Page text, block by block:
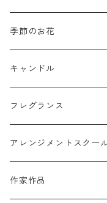
リングピロー
フラワーバスケット
壁掛けアレンジ
球体アレンジ
キャンドル
オブジェ
雑貨
動物
アクセサリー
semeno
買付品
季節のお花
ミモザ
スモークツリー
キャンドル
フレグランス
アレンジメントスクー
作家作品